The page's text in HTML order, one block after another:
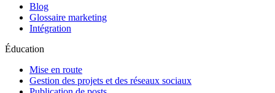
Blog
Glossaire marketing
Intégration
Éducation
Mise en route
Gestion des projets et des réseaux sociaux